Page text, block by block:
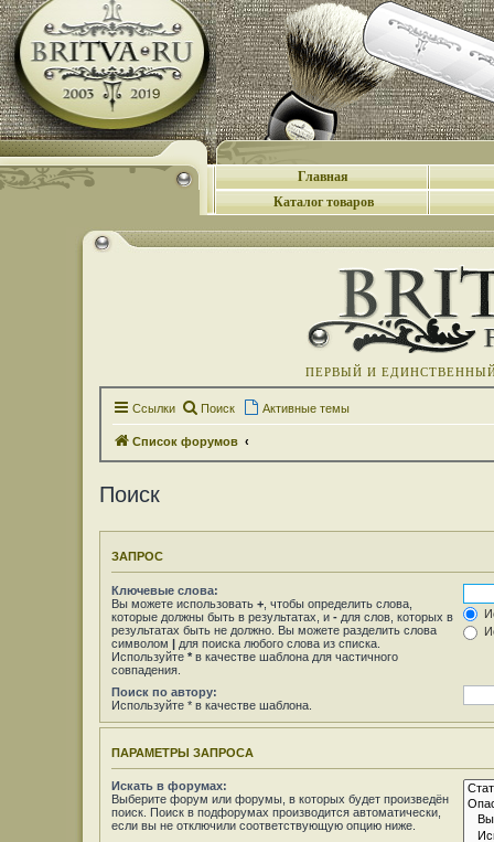
Главная
Каталог товаров
ПЕРВЫЙ И
Ссылки Поиск Активные темы
Список форумов
Поиск
ЗАПРОС
Ключевые слова:
Вы можете использовать + , чтобы определить слова,
которые должны быть в результатах, и - для слов, которых в
результатах быть не должно. Вы можете разделить слова
символом | для поиска любого слова из списка.
Используйте * в качестве шаблона для частичного
совпадения.
Поиск по автору:
Используйте * в качестве шаблона.
ПАРАМЕТРЫ ЗАПРОСА
Искать в форумах:
Выберите форум или форумы, в которых будет произведён
поиск. Поиск в подфорумах производится автоматически,
если вы не отключили соответствующую опцию ниже.